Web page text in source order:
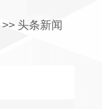
>> 头条新闻